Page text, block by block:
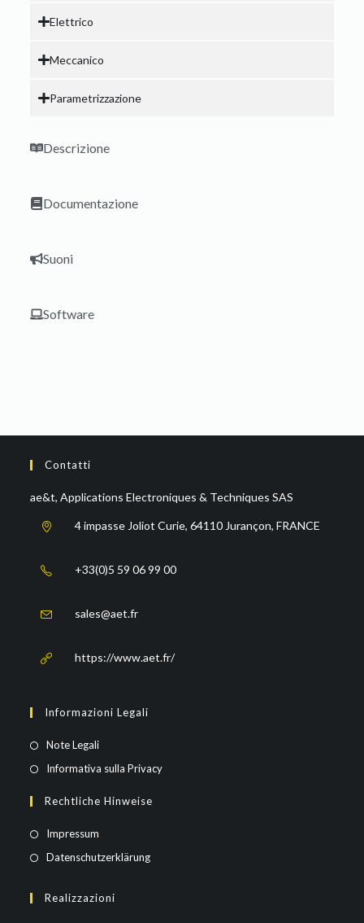
Descrizione
Documentazione
Suoni
Software
Elettrico
Meccanico
Parametrizzazione
Contatti
ae&t, Applications Electroniques & Techniques SAS
4 impasse Joliot Curie, 64110 Jurançon, FRANCE
+33(0)5 59 06 99 00
sales@aet.fr
https://www.aet.fr/
Informazioni Legali
Note Legali
Informativa sulla Privacy
Rechtliche Hinweise
Impressum
Datenschutzerklärung
Realizzazioni